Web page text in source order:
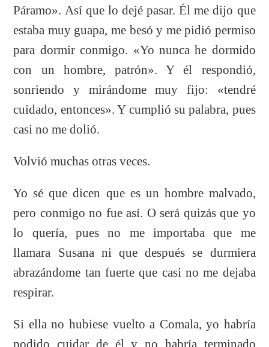
Páramo». Así que lo dejé pasar. Él me dijo que
estaba muy guapa, me besó y me pidió permiso
para dormir conmigo. «Yo nunca he dormido
con un hombre, patrón». Y él respondió,
sonriendo y mirándome muy fijo: «tendré
cuidado, entonces». Y cumplió su palabra, pues
casi no me dolió.
Volvió muchas otras veces.
Yo sé que dicen que es un hombre malvado,
pero conmigo no fue así. O será quizás que yo
lo quería, pues no me importaba que me
llamara Susana ni que después se durmiera
abrazándome tan fuerte que casi no me dejaba
respirar.
Si ella no hubiese vuelto a Comala, yo habría
podido cuidar de él y no habría terminado